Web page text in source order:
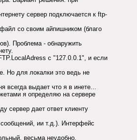
сервер подключается к ftp-
со своим айпишником (благо
Проблема - обнаружить
с "127.0.0.1", и если
Но для локалки это ведь не
всегда выдает что я в инете...
я определяю на сервере
сервер дает ответ клиенту
ии т.д.). Интерфейс
весьма неудобно.